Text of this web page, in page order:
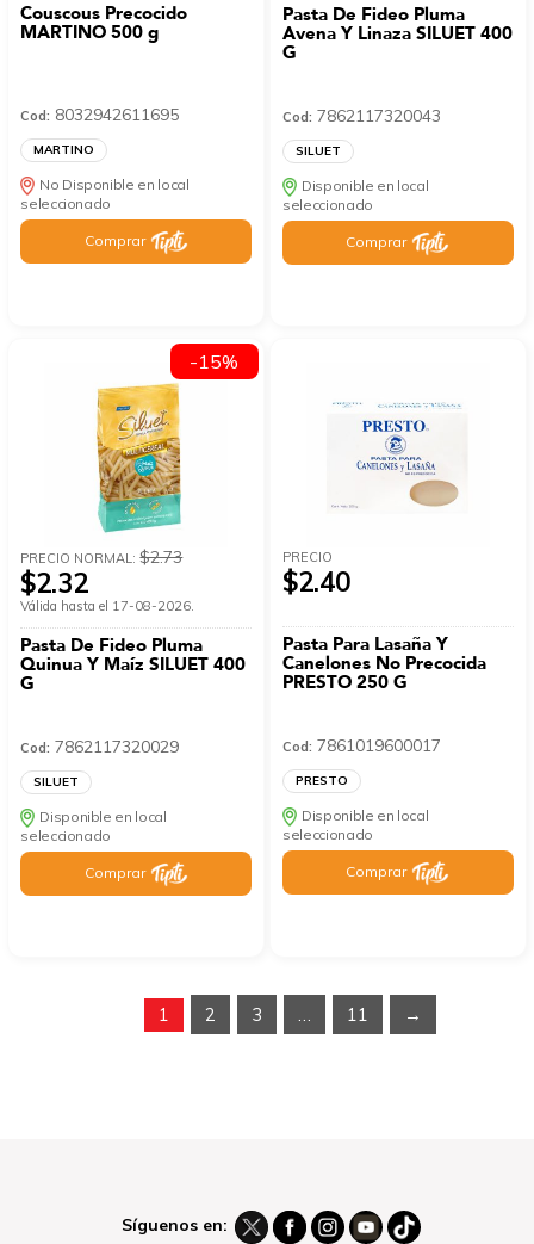
Couscous Precocido
MARTINO 500 g
Cod: 8032942611695
MARTINO
No Disponible en local
seleccionado
Comprar
Pasta De Fideo Pluma
Avena Y Linaza SILUET 400
G
Cod: 7862117320043
SILUET
Disponible en local
seleccionado
Comprar
PRECIO NORMAL:$2.73
$2.32
Válida hasta el 17-08-2026.
Pasta De Fideo Pluma
Quinua Y Maíz SILUET 400
G
Cod: 7862117320029
SILUET
Disponible en local
seleccionado
Comprar
-15%
PRECIO
$2.40
Pasta Para Lasaña Y
Canelones No Precocida
PRESTO 250 G
Cod: 7861019600017
PRESTO
Disponible en local
seleccionado
Comprar
1 2 3 … 11 →
Síguenos en: